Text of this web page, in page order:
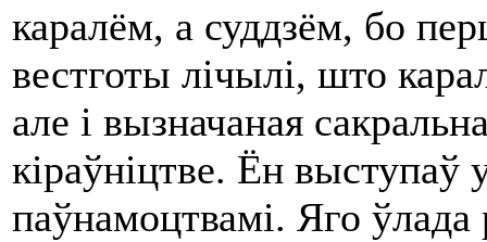
каралём, а суддзём, бо
вестготы лічылі, што
але і вызначаная
кіраўніцтве. Ён выступаў
паўнамоцтвамі. Яго ўлада